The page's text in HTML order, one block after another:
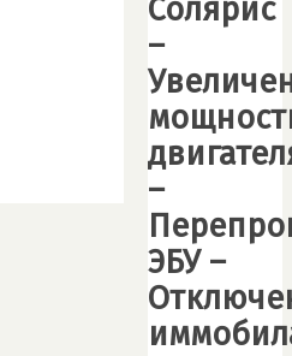
Солярис
–
–
ЭБУ –